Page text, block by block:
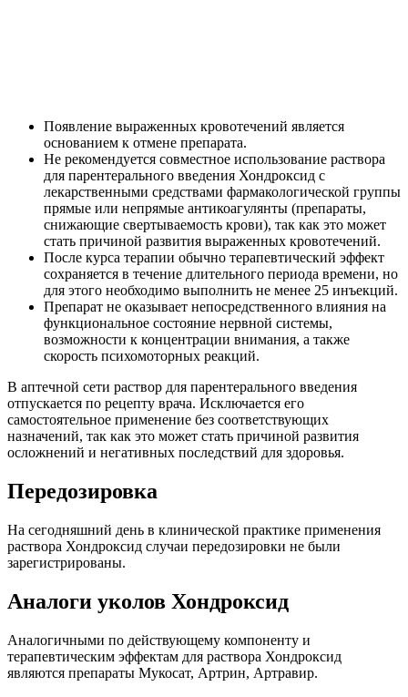
Появление выраженных кровотечений является
основанием к отмене препарата.
Не рекомендуется совместное использование раствора
для парентерального введения Хондроксид с
лекарственными средствами фармакологической группы
прямые или непрямые антикоагулянты (препараты,
снижающие свертываемость крови), так как это может
стать причиной развития выраженных кровотечений.
После курса терапии обычно терапевтический эффект
сохраняется в течение длительного периода времени, но
для этого необходимо выполнить не менее 25 инъекций.
Препарат не оказывает непосредственного влияния на
функциональное состояние нервной системы,
возможности к концентрации внимания, а также
скорость психомоторных реакций.
В аптечной сети раствор для парентерального введения
отпускается по рецепту врача. Исключается его
самостоятельное применение без соответствующих
назначений, так как это может стать причиной развития
осложнений и негативных последствий для здоровья.
Передозировка
На сегодняшний день в клинической практике применения
раствора Хондроксид случаи передозировки не были
зарегистрированы.
Аналоги уколов Хондроксид
Аналогичными по действующему компоненту и
терапевтическим эффектам для раствора Хондроксид
являются препараты Мукосат, Артрин, Артравир.